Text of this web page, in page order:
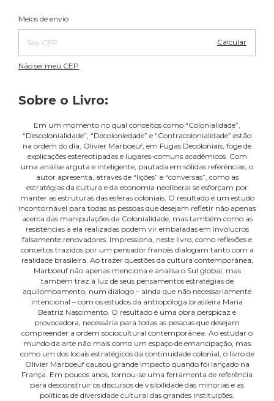
Entregas para o CEP:
Meios de envio
Calcular
Não sei meu CEP
Sobre o Livro:
Em um momento no qual conceitos como “Colonialidade”,
“Descolonialidade”, “Decoloniedade” e “Contracolonialidade” estão
na ordem do dia, Olivier Marboeuf, em Fugas Decoloniais, foge de
explicações estereotipadas e lugares-comuns acadêmicos. Com
uma análise arguta e inteligente, pautada em sólidas referências, o
autor apresenta, através de “lições” e “conversas”, como as
estratégias da cultura e da economia neoliberal se esforçam por
manter as estruturas das esferas coloniais. O resultado é um estudo
incontornável para todas as pessoas que desejam refletir não apenas
acerca das manipulações da Colonialidade, mas também como as
resistências a ela realizadas podem vir embaladas em invólucros
falsamente renovadores. Impressiona, neste livro, como reflexões e
conceitos trazidos por um pensador francês dialogam tanto com a
realidade brasileira. Ao trazer questões da cultura contemporânea,
Marboeuf não apenas menciona e analisa o Sul global, mas
também traz à luz de seus pensamentos estratégias de
aquilombamento, num diálogo – ainda que não necessariamente
intencional – com os estudos da antropóloga brasileira Maria
Beatriz Nascimento. O resultado é uma obra perspicaz e
provocadora, necessária para todas as pessoas que desejam
compreender a ordem sociocultural contemporânea. Ao estudar o
mundo da arte não mais como um espaço de emancipação, mas
como um dos locais estratégicos da continuidade colonial, o livro de
Olivier Marboeuf causou grande impacto quando foi lançado na
França. Em poucos anos, tornou-se uma ferramenta de referência
para desconstruir os discursos de visibilidade das minorias e as
políticas de diversidade cultural das grandes instituições.